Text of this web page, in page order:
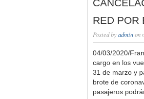
RED POR
Posted byadminon
04/03/2020/
cargo en los
31 de marzo y
brote de
pasajeros